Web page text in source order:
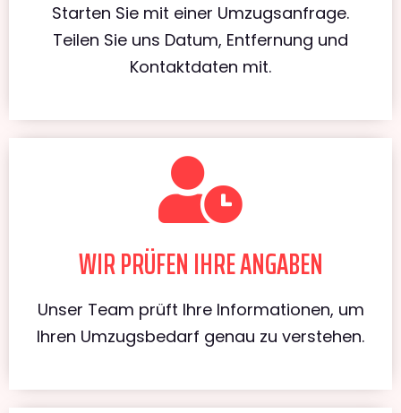
Starten Sie mit einer Umzugsanfrage.
Teilen Sie uns Datum, Entfernung und
Kontaktdaten mit.
WIR PRÜFEN IHRE ANGABEN
Unser Team prüft Ihre Informationen, um
Ihren Umzugsbedarf genau zu verstehen.